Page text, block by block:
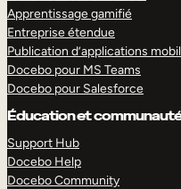
Apprentissage gamifié
Entreprise étendue
Publication d’applications
Docebo pour MS Teams
Docebo pour Salesforce
Éducation et communauté
Support Hub
Docebo Help
Docebo Community